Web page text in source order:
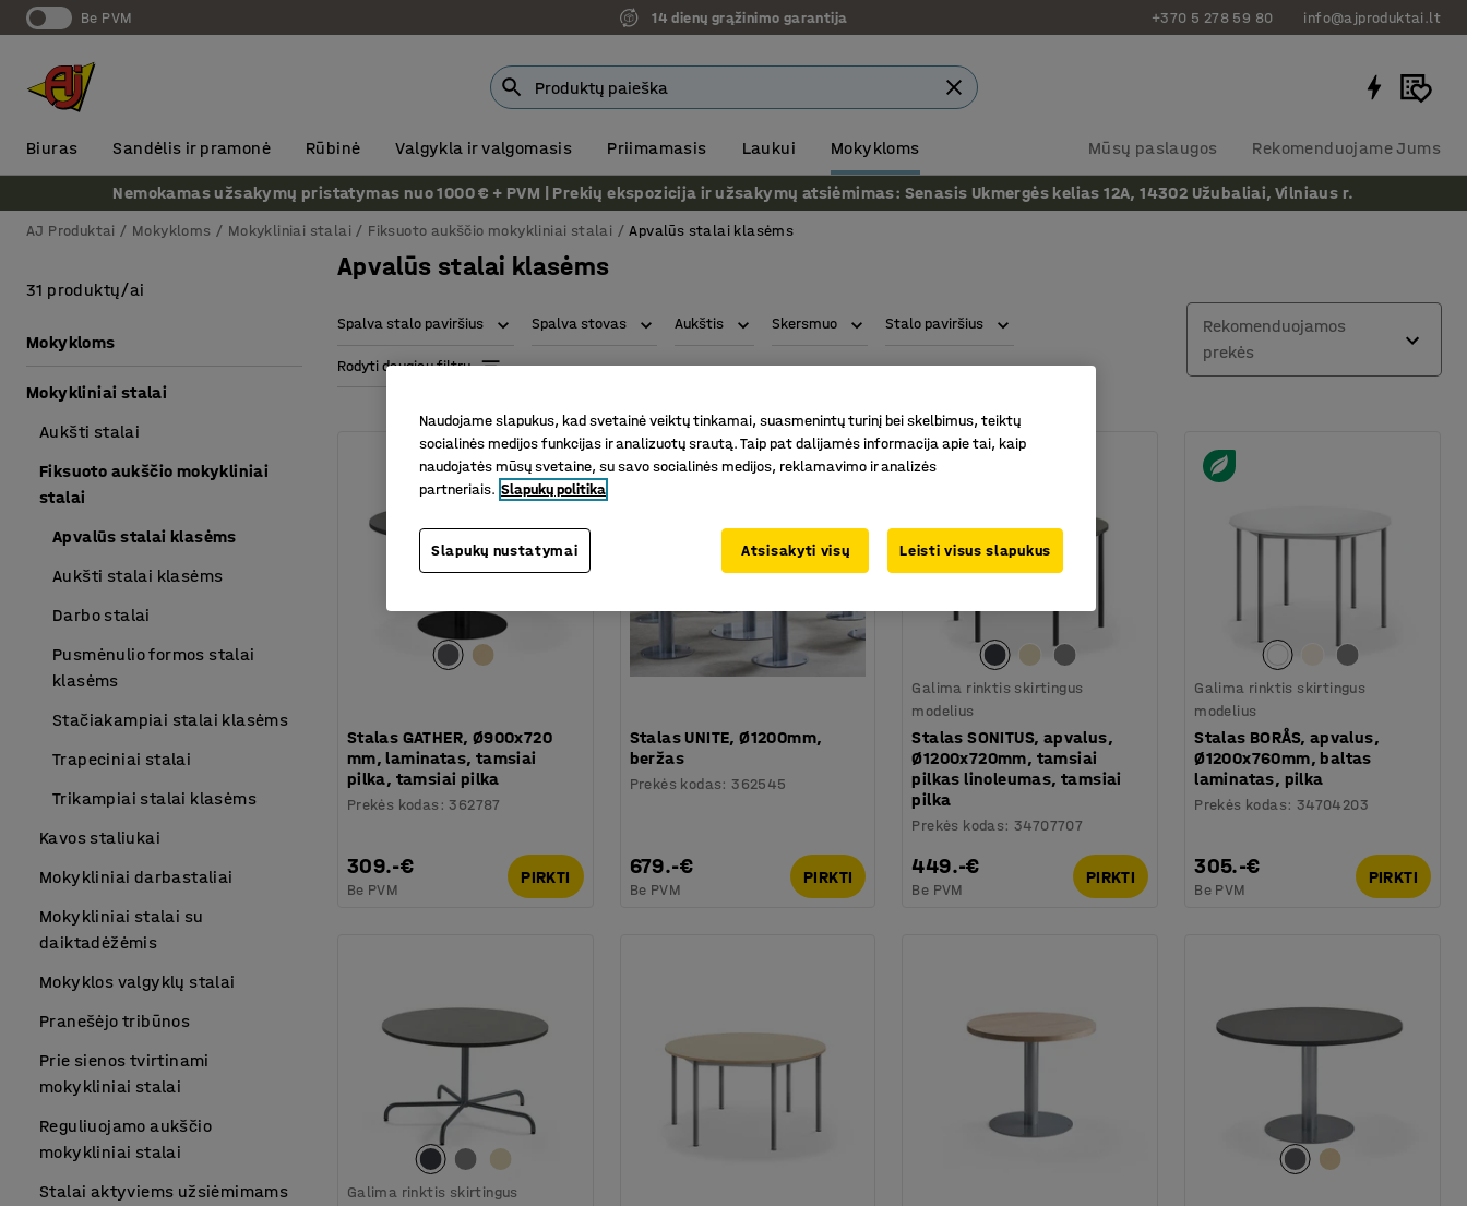
Be PVM 14 dienų grąžinimo garantija +370 5 278 59 80 info@ajproduktai.lt
Biuras Sandėlis ir pramonė Rūbinė Valgykla ir valgomasis Priimamasis Laukui Mokykloms Mūsų paslaugos Rekomenduojame Jums
Nemokamas užsakymų pristatymas nuo 1000 € + PVM | Prekių ekspozicija ir užsakymų atsiėmimas: Senasis Ukmergės kelias 12A, 14302 Užubaliai, Vilniaus r.
AJ Produktai Mokykloms Mokykliniai stalai Fiksuoto aukščio mokykliniai stalai Apvalūs stalai klasėms
Apvalūs stalai klasėms
Spalva stalo paviršius Spalva stovas Aukštis Skersmuo Stalo paviršius
Rodyti daugiau filtrų
Rekomenduojamos
prekės
Stalas GATHER, Ø900x720
mm, laminatas, tamsiai
pilka, tamsiai pilka
Prekės kodas :362787
309.-€
Be PVM
PIRKTI
Stalas UNITE, Ø1200mm,
beržas
Prekės kodas:362545
679.-€
Be PVM
PIRKTI
Galima rinktis skirtingus
modelius
Stalas SONITUS, apvalus,
Ø1200x720mm, tamsiai
pilkas linoleumas, tamsiai
pilka
Prekės kodas:34707707
449.-€
Be PVM
PIRKTI
Galima rinktis skirtingus
modelius
Stalas BORÅS, apvalus,
Ø1200x760mm, baltas
laminatas, pilka
Prekės kodas: 34704203
305.-€
Be PVM
PIRKTI
Galima rinktis skirtingus
31 produktų/ai
Mokykloms
Mokykliniai stalai
Aukšti stalai
Fiksuoto aukščio mokykliniai
stalai
Apvalūs stalai klasėms
Aukšti stalai klasėms
Darbo stalai
Pusmėnulio formos stalai
klasėms
Stačiakampiai stalai klasėms
Trapeciniai stalai
Trikampiai stalai klasėms
Kavos staliukai
Mokykliniai darbastaliai
Mokykliniai stalai su
daiktadėžėmis
Mokyklos valgyklų stalai
Pranešėjo tribūnos
Prie sienos tvirtinami
mokykliniai stalai
Reguliuojamo aukščio
mokykliniai stalai
Stalai aktyviems užsiėmimams
Naudojame slapukus, kad svetainė veiktų tinkamai, suasmenintų turinį bei skelbimus, teiktų
socialinės medijos funkcijas ir analizuotų srautą. Taip pat dalijamės informacija apie tai, kaip
naudojatės mūsų svetaine, su savo socialinės medijos, reklamavimo ir analizės
partneriais. Slapukų politika
Slapukų nustatymai Atsisakyti visų Leisti visus slapukus